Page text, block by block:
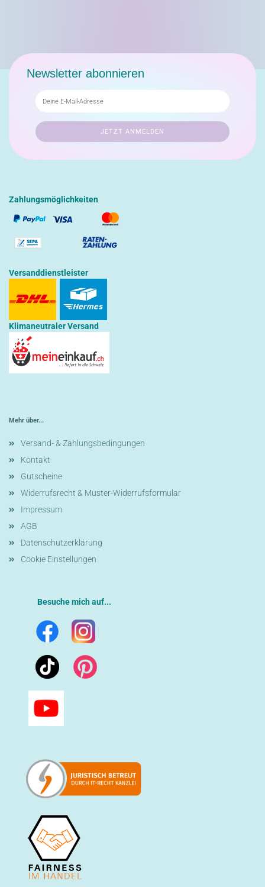
Newsletter abonnieren
Zahlungsmöglichkeiten
Versanddienstleister
Klimaneutraler Versand
Mehr über...
Versand- & Zahlungsbedingungen
Kontakt
Gutscheine
Widerrufsrecht & Muster-Widerrufsformular
Impressum
AGB
Datenschutzerklärung
Cookie Einstellungen
Besuche mich auf...